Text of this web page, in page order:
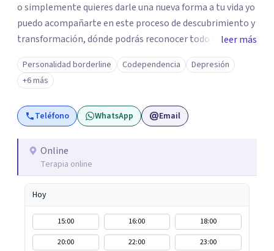
o simplemente quieres darle una nueva forma a tu vida yo
puedo acompañarte en este proceso de descubrimiento y
transformación, dónde podrás reconocer todo aquello
que te ha aqueja. Así que si buscas un espacio de compañía
seguro respetuoso y fraternal yo puedo acompañarte.
leer más
Personalidad borderline Codependencia
Depresión
+6 más
Teléfono WhatsApp Email
Online
Terapia online
Hoy
15:00 16:00
18:00
20:00
22:00 23:00